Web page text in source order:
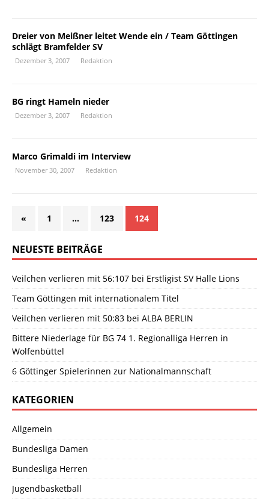
Dreier von Meißner leitet Wende ein / Team Göttingen
schlägt Bramfelder SV
Dezember 3, 2007 Redaktion
BG ringt Hameln nieder
Dezember 3, 2007 Redaktion
Marco Grimaldi im Interview
November 30, 2007 Redaktion
« 1 … 123 124
NEUESTE BEITRÄGE
Veilchen verlieren mit 56:107 bei Erstligist SV Halle Lions
Team Göttingen mit internationalem Titel
Veilchen verlieren mit 50:83 bei ALBA BERLIN
Bittere Niederlage für BG 74 1. Regionalliga Herren in
Wolfenbüttel
6 Göttinger Spielerinnen zur Nationalmannschaft
KATEGORIEN
Allgemein
Bundesliga Damen
Bundesliga Herren
Jugendbasketball